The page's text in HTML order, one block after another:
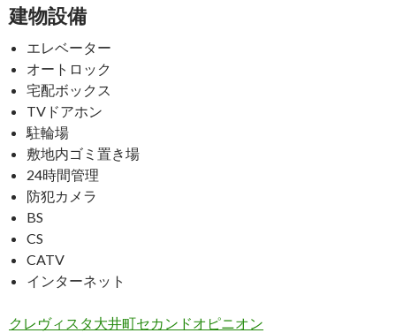
建物設備
エレベーター
オートロック
宅配ボックス
TVドアホン
駐輪場
敷地内ゴミ置き場
24時間管理
防犯カメラ
BS
CS
CATV
インターネット
クレヴィスタ大井町セカンドオピニオン